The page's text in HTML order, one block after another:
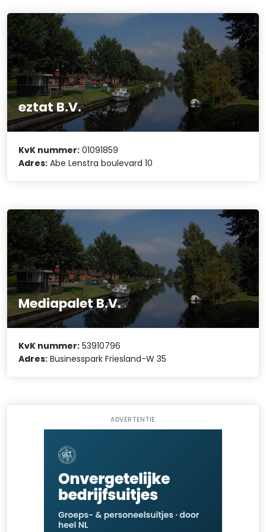
eztat B.V.
KvK nummer: 01091859
Adres: Abe Lenstra boulevard 10
Mediapalet B.V.
KvK nummer: 53910796
Adres: Businesspark Friesland-W 35
ADVERTENTIE